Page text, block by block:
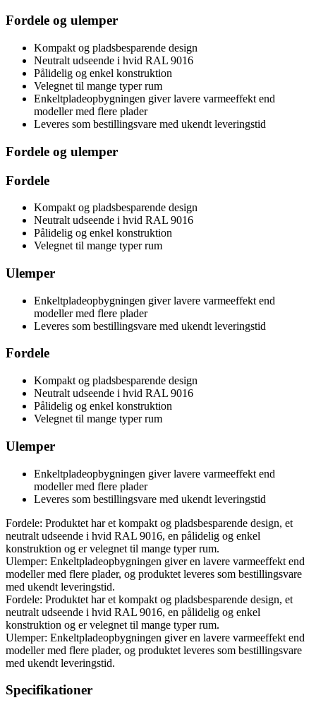
Fordele og ulemper
Kompakt og pladsbesparende design
Neutralt udseende i hvid RAL 9016
Pålidelig og enkel konstruktion
Velegnet til mange typer rum
Enkeltpladeopbygningen giver lavere varmeeffekt end
modeller med flere plader
Leveres som bestillingsvare med ukendt leveringstid
Fordele og ulemper
Fordele
Kompakt og pladsbesparende design
Neutralt udseende i hvid RAL 9016
Pålidelig og enkel konstruktion
Velegnet til mange typer rum
Ulemper
Enkeltpladeopbygningen giver lavere varmeeffekt end
modeller med flere plader
Leveres som bestillingsvare med ukendt leveringstid
Fordele
Kompakt og pladsbesparende design
Neutralt udseende i hvid RAL 9016
Pålidelig og enkel konstruktion
Velegnet til mange typer rum
Ulemper
Enkeltpladeopbygningen giver lavere varmeeffekt end
modeller med flere plader
Leveres som bestillingsvare med ukendt leveringstid
Fordele: Produktet har et kompakt og pladsbesparende design, et
neutralt udseende i hvid RAL 9016, en pålidelig og enkel
konstruktion og er velegnet til mange typer rum.
Ulemper: Enkeltpladeopbygningen giver en lavere varmeeffekt end
modeller med flere plader, og produktet leveres som bestillingsvare
med ukendt leveringstid.
Fordele: Produktet har et kompakt og pladsbesparende design, et
neutralt udseende i hvid RAL 9016, en pålidelig og enkel
konstruktion og er velegnet til mange typer rum.
Ulemper: Enkeltpladeopbygningen giver en lavere varmeeffekt end
modeller med flere plader, og produktet leveres som bestillingsvare
med ukendt leveringstid.
Specifikationer